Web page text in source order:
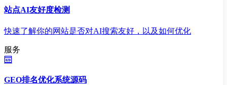
站点AI友好度检测
快速了解你的网站是否对AI搜索友好，以及如何优化
服务
GEO排名优化系统源码